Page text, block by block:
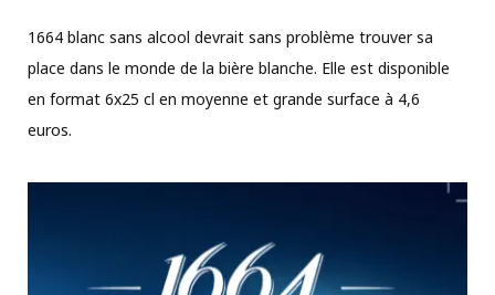
1664 blanc sans alcool devrait sans problème trouver sa
place dans le monde de la bière blanche. Elle est disponible
en format 6x25 cl en moyenne et grande surface à 4,6
euros.